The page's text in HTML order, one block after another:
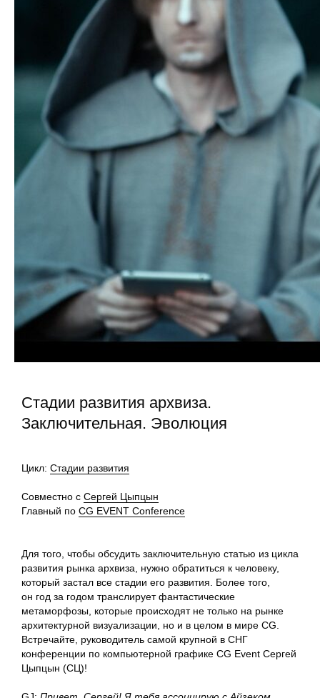
​​Стадии развития архвиза.
Заключительная. Эволюция
Цикл: Стадии развития
Совместно с Сергей Цыпцын
Главный по CG EVENT Conference
Для того, чтобы обсудить заключительную статью из цикла
развития рынка архвиза, нужно обратиться к человеку,
который застал все стадии его развития. Более того,
он год за годом транслирует фантастические
метаморфозы, которые происходят не только на рынке
архитектурной визуализации, но и в целом в мире CG.
Встречайте, руководитель самой крупной в СНГ
конференции по компьютерной графике CG Event Сергей
Цыпцын (CЦ)!